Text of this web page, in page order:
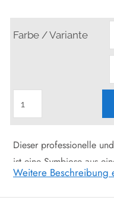
Farbe / Variante
Dieser professionelle
ist eine Symbiose aus
Schreibtisch und einem
Weitere Beschreibung